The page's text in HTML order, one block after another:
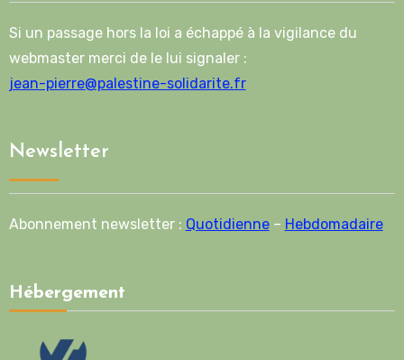
Si un passage hors la loi a échappé à la vigilance du
webmaster merci de le lui signaler :
jean-pierre@palestine-solidarite.fr
Newsletter
Abonnement newsletter : Quotidienne– Hebdomadaire
Hébergement